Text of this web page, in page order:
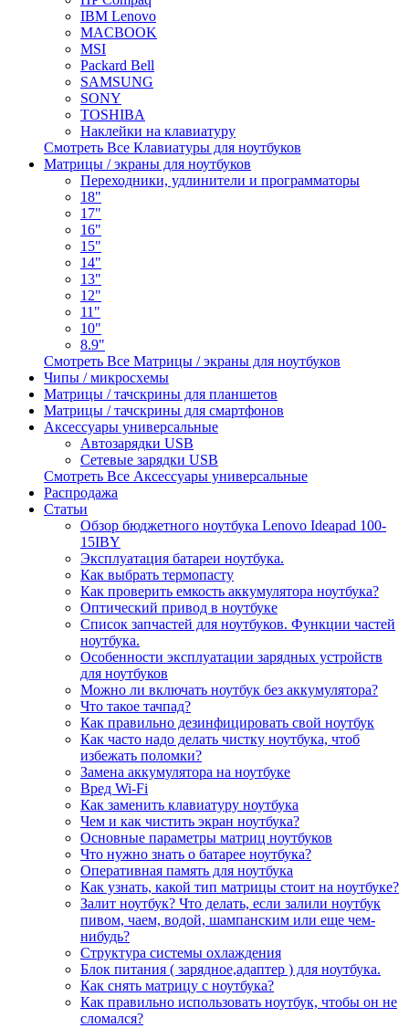
IBM Lenovo
MACBOOK
MSI
Packard Bell
SAMSUNG
SONY
TOSHIBA
Наклейки на клавиатуру
Смотреть Все Клавиатуры для ноутбуков
Матрицы / экраны для ноутбуков
Переходники, удлинители и программаторы
18"
17"
16"
15"
14"
13"
12"
11"
10"
8.9"
Смотреть Все Матрицы / экраны для ноутбуков
Чипы / микросхемы
Матрицы / тачскрины для планшетов
Матрицы / тачскрины для смартфонов
Аксессуары универсальные
Автозарядки USB
Сетевые зарядки USB
Смотреть Все Аксессуары универсальные
Распродажа
Статьи
Обзор бюджетного ноутбука Lenovo Ideapad 100-
15IBY
Эксплуатация батареи ноутбука.
Как выбрать термопасту
Как проверить емкость аккумулятора ноутбука?
Оптический привод в ноутбуке
Список запчастей для ноутбуков. Функции частей
ноутбука.
Особенности эксплуатации зарядных устройств
для ноутбуков
Можно ли включать ноутбук без аккумулятора?
Что такое тачпад?
Как правильно дезинфицировать свой ноутбук
Как часто надо делать чистку ноутбука, чтоб
избежать поломки?
Замена аккумулятора на ноутбуке
Вред Wi-Fi
Как заменить клавиатуру ноутбука
Чем и как чистить экран ноутбука?
Основные параметры матриц ноутбуков
Что нужно знать о батарее ноутбука?
Оперативная память для ноутбука
Как узнать, какой тип матрицы стоит на ноутбуке?
Залит ноутбук? Что делать, если залили ноутбук
пивом, чаем, водой, шампанским или еще чем-
нибудь?
Структура системы охлаждения
Блок питания ( зарядное,адаптер ) для ноутбука.
Как снять матрицу с ноутбука?
Как правильно использовать ноутбук, чтобы он не
сломался?